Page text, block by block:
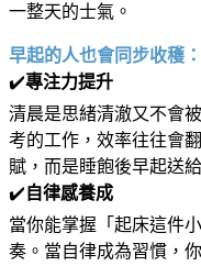
一整天的士氣。
早起的人也會同步收穫：
✔️專注力提升
清晨是思緒清澈又不會
考的工作，效率往往會
賦，而是睡飽後早起送
✔️ 自律感養成
當你能掌握「起床這件
奏。當自律成為習慣，